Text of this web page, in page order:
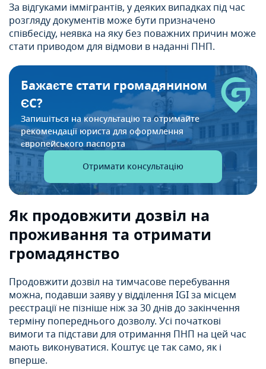
За відгуками іммігрантів, у деяких випадках під час
розгляду документів може бути призначено
співбесіду, неявка на яку без поважних причин може
стати приводом для відмови в наданні ПНП.
Бажаєте стати громадянином
ЄС?
Запишіться на консультацію та отримайте
рекомендаціїюриста для оформлення
європейського паспорта
Отримати консультацію
Як продовжити дозвіл на
проживання та отримати
громадянство
Продовжити дозвіл на тимчасове перебування
можна, подавши заяву у відділення IGI за місцем
реєстрації не пізніше ніж за 30 днів до закінчення
терміну попереднього дозволу. Усі початкові
вимоги та підстави для отримання ПНП на цей час
мають виконуватися. Коштує це так само, як і
вперше.